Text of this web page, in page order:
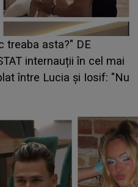
luată pe scenă la
Aceasta a dezvăluit
în culise: „Nu am fost